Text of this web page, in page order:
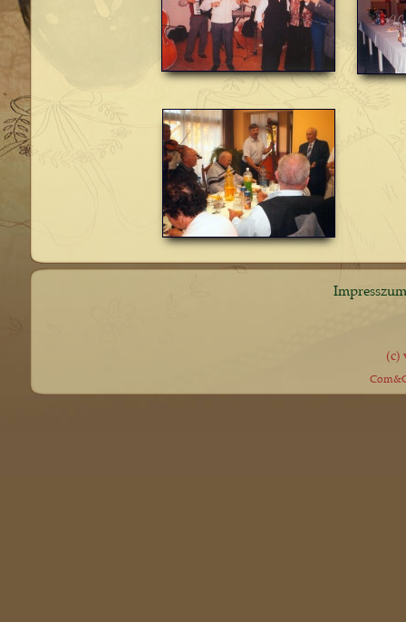
Impresszum
(c)